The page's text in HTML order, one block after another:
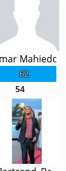
62
Mahieddine
54